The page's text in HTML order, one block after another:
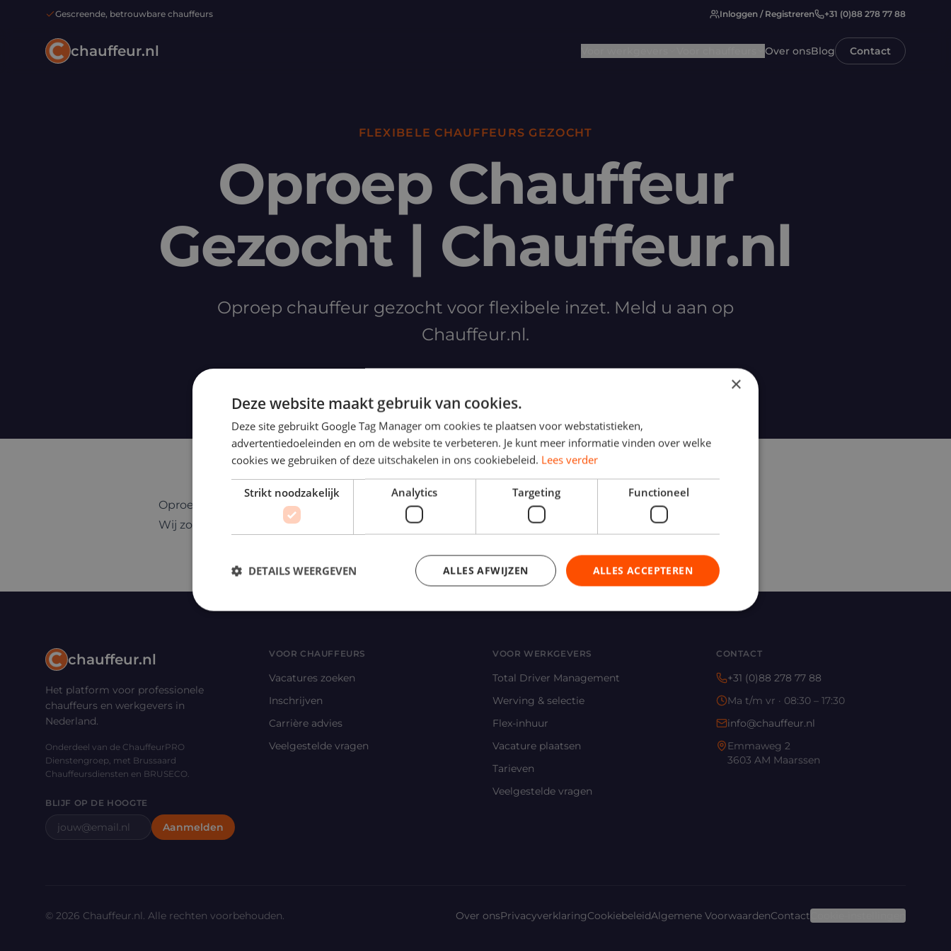
Gescreende, betrouwbare chauffeurs Inloggen / Registreren +31 (0)88 278 77 88
chauffeur.nl Over onsBlog Contact
FLEXIBELE CHAUFFEURS GEZOCHT
Oproep Chauffeur
Gezocht | Chauffeur.nl
Oproep chauffeur gezocht voor flexibele inzet. Meld u aan op
Chauffeur.nl.
Oproep Chauffeur Gezocht
Wij zoeken oproepkrachten voor chauffeursfuncties. Flexibel werk, eigen planning.
chauffeur.nl
Het platform voor professionele
chauffeurs en werkgevers in
Nederland.
Onderdeel van de ChauffeurPRO
Dienstengroep, met Brussaard
Chauffeursdiensten en BRUSECO.
BLIJF OP DE HOOGTE
E-mailadres Aanmelden
VOOR CHAUFFEURS
Vacatures zoeken
Inschrijven
Carrière advies
Veelgestelde vragen
VOOR WERKGEVERS
Total Driver Management
Werving & selectie
Flex-inhuur
Vacature plaatsen
Tarieven
Veelgestelde vragen
CONTACT
+31 (0)88 278 77 88
Ma t/m vr · 08:30 – 17:30
info@chauffeur.nl
Emmaweg 2
3603 AM Maarssen
© 2026 Chauffeur.nl. Alle rechten voorbehouden. Over onsPrivacyverklaringCookiebeleidAlgemene VoorwaardenContact
×
Deze website maakt gebruik van cookies.
Deze site gebruikt Google Tag Manager om cookies te plaatsen voor webstatistieken,
advertentiedoeleinden en om de website te verbeteren. Je kunt meer informatie vinden over welke
cookies we gebruiken of deze uitschakelen in ons cookiebeleid. Lees verder
Strikt noodzakelijk Analytics Targeting Functioneel
ALLES ACCEPTEREN
ALLES AFWIJZEN
DETAILS WEERGEVEN